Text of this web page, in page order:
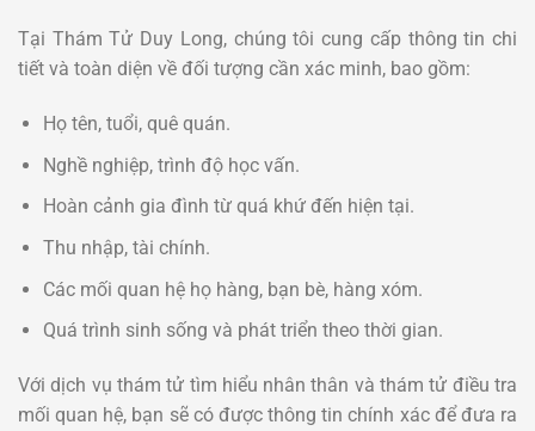
Tại Thám Tử Duy Long, chúng tôi cung cấp thông tin chi
tiết và toàn diện về đối tượng cần xác minh, bao gồm:
Họ tên, tuổi, quê quán.
Nghề nghiệp, trình độ học vấn.
Hoàn cảnh gia đình từ quá khứ đến hiện tại.
Thu nhập, tài chính.
Các mối quan hệ họ hàng, bạn bè, hàng xóm.
Quá trình sinh sống và phát triển theo thời gian.
Với dịch vụ thám tử tìm hiểu nhân thân và thám tử điều tra
mối quan hệ, bạn sẽ có được thông tin chính xác để đưa ra